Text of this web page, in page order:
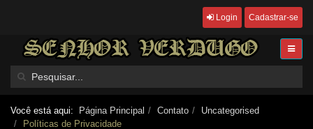
Login Cadastrar-se
Você está aqui: Página Principal Contato
Uncategorised
Políticas de Privacidade